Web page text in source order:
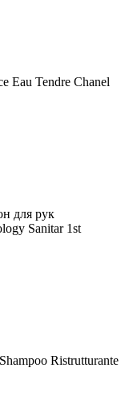
Eau Tendre Chanel
для рук
Sanitar 1st
Ristrutturante